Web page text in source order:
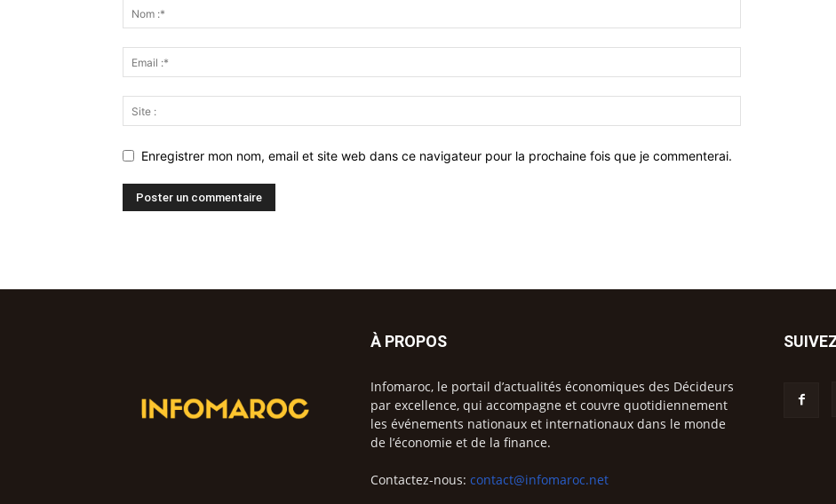
Enregistrer mon nom, email et site web dans ce navigateur pour la prochaine fois que je commenterai.
À PROPOS
Infomaroc, le portail d’actualités économiques des Décideurs
par excellence, qui accompagne et couvre quotidiennement
les événements nationaux et internationaux dans le monde
de l’économie et de la finance.
Contactez-nous: contact@infomaroc.net